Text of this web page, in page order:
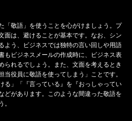
「敬語」を使うことを心がけましょう。プ
面は、避けることが基本です。なお、シン
よう、ビジネスでは独特の言い回しや用語
もビジネスメールの作成時に、ビジネス表
られるでしょう。また、文面を考えるとき
当役員に敬語を使ってしまう」ことです。
る」「『言っている』を『おっしゃってい
どがあります。このような間違った敬語を
。